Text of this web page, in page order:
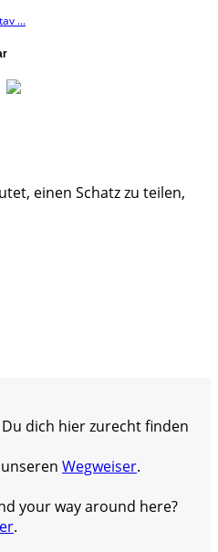
...
einen Schatz zu teilen,
dich hier zurecht finden
Wegweiser.
your way around here?
.